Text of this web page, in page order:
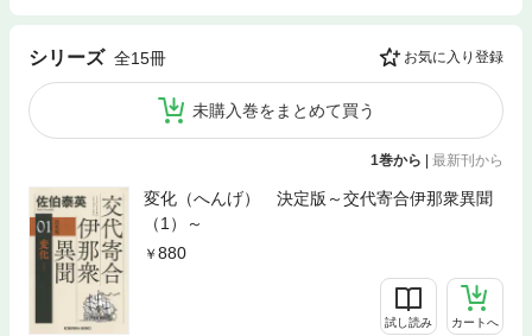
シリーズ 全15冊 お気に入り登録
未購入巻をまとめて買う
1巻から | 最新刊から
変化（へんげ） 決定版～交代寄合伊那衆異聞
（1）～
880
試し読み カートへ